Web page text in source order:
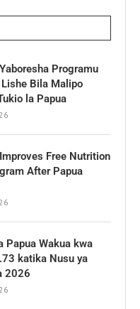
Programu
Bila Malipo
la Papua
Free Nutrition
After Papua
Papua Wakua kwa
katika Nusu ya
2026